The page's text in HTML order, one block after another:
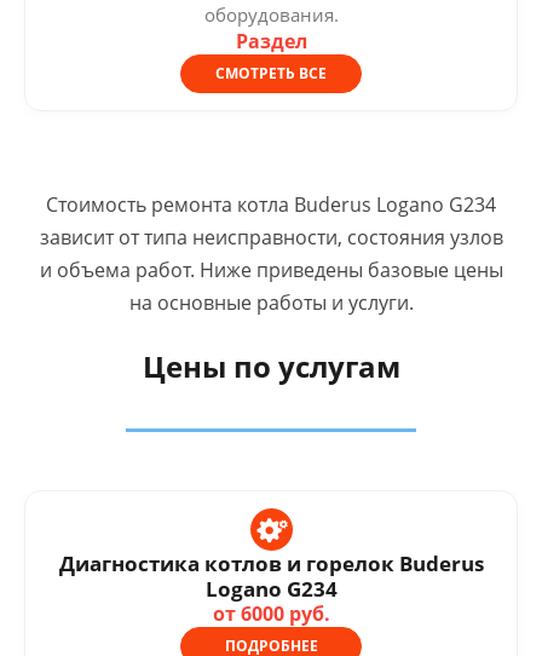
оборудования.
Раздел
СМОТРЕТЬ ВСЕ
Стоимость ремонта котла Buderus Logano G234
зависит от типа неисправности, состояния узлов
и объема работ. Ниже приведены базовые цены
на основные работы и услуги.
Цены по услугам
Диагностика котлов и горелок Buderus
Logano G234
от 6000 руб.
ПОДРОБНЕЕ